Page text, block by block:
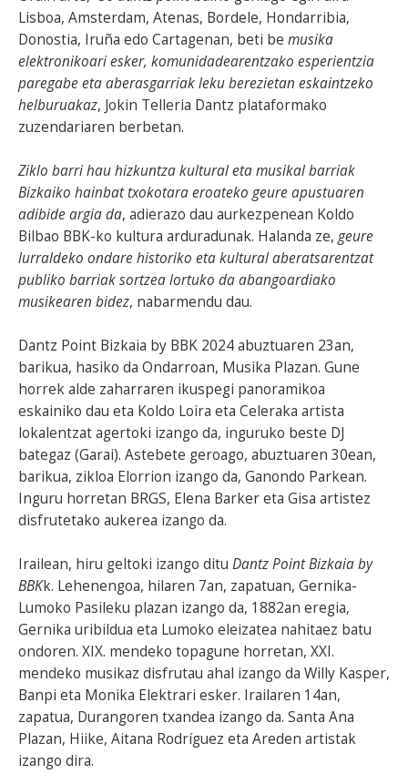
Lisboa, Amsterdam, Atenas, Bordele, Hondarribia,
Donostia, Iruña edo Cartagenan, beti be musika
elektronikoari esker, komunidadearentzako esperientzia
paregabe eta aberasgarriak leku berezietan eskaintzeko
helburuakaz, Jokin Telleria Dantz plataformako
zuzendariaren berbetan.
Ziklo barri hau hizkuntza kultural eta musikal barriak
Bizkaiko hainbat txokotara eroateko geure apustuaren
adibide argia da, adierazo dau aurkezpenean Koldo
Bilbao BBK-ko kultura arduradunak. Halanda ze,geure
lurraldeko ondare historiko eta kultural aberatsarentzat
publiko barriak sortzea lortuko da abangoardiako
musikearen bidez, nabarmendu dau.
Dantz Point Bizkaia by BBK 2024 abuztuaren 23an,
barikua, hasiko da Ondarroan, Musika Plazan. Gune
horrek alde zaharraren ikuspegi panoramikoa
eskainiko dau eta Koldo Loira eta Celeraka artista
lokalentzat agertoki izango da, inguruko beste DJ
bategaz (Garai). Astebete geroago, abuztuaren 30ean,
barikua, zikloa Elorrion izango da, Ganondo Parkean.
Inguru horretan BRGS, Elena Barker eta Gisa artistez
disfrutetako aukerea izango da.
Irailean, hiru geltoki izango ditu Dantz Point Bizkaia by
BBKk. Lehenengoa, hilaren 7an, zapatuan, Gernika-
Lumoko Pasileku plazan izango da, 1882an eregia,
Gernika uribildua eta Lumoko eleizatea nahitaez batu
ondoren. XIX. mendeko topagune horretan, XXI.
mendeko musikaz disfrutau ahal izango da Willy Kasper,
Banpi eta Monika Elektrari esker. Irailaren 14an,
zapatua, Durangoren txandea izango da. Santa Ana
Plazan, Hiike, Aitana Rodríguez eta Areden artistak
izango dira.